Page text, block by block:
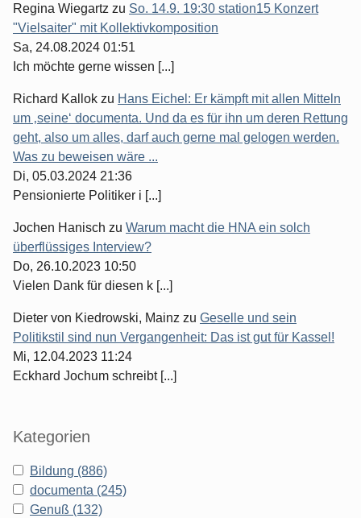
Regina Wiegartz zu So. 14.9. 19:30 station15 Konzert
"Vielsaiter" mit Kollektivkomposition
Sa, 24.08.2024 01:51
Ich möchte gerne wissen [...]
Richard Kallok zu Hans Eichel: Er kämpft mit allen Mitteln
um ‚seine‘ documenta. Und da es für ihn um deren Rettung
geht, also um alles, darf auch gerne mal gelogen werden.
Was zu beweisen wäre ...
Di, 05.03.2024 21:36
Pensionierte Politiker i [...]
Jochen Hanisch zu Warum macht die HNA ein solch
überflüssiges Interview?
Do, 26.10.2023 10:50
Vielen Dank für diesen k [...]
Dieter von Kiedrowski, Mainz zu Geselle und sein
Politikstil sind nun Vergangenheit: Das ist gut für Kassel!
Mi, 12.04.2023 11:24
Eckhard Jochum schreibt [...]
Kategorien
Bildung (886)
documenta (245)
Genuß (132)